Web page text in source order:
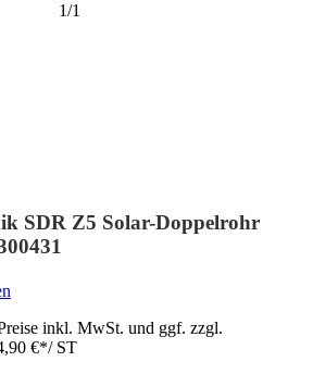
1/1
SDR Z5 Solar-Doppelrohr
inkl. MwSt. und ggf. zzgl.
€*/ ST